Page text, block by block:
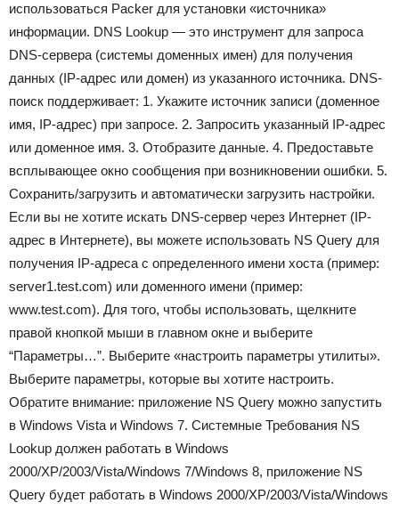
использоваться Packer для установки «источника»
информации. DNS Lookup — это инструмент для запроса
DNS-сервера (системы доменных имен) для получения
данных (IP-адрес или домен) из указанного источника. DNS-
поиск поддерживает: 1. Укажите источник записи (доменное
имя, IP-адрес) при запросе. 2. Запросить указанный IP-адрес
или доменное имя. 3. Отобразите данные. 4. Предоставьте
всплывающее окно сообщения при возникновении ошибки. 5.
Сохранить/загрузить и автоматически загрузить настройки.
Если вы не хотите искать DNS-сервер через Интернет (IP-
адрес в Интернете), вы можете использовать NS Query для
получения IP-адреса с определенного имени хоста (пример:
server1.test.com) или доменного имени (пример:
www.test.com). Для того, чтобы использовать, щелкните
правой кнопкой мыши в главном окне и выберите
“Параметры…”. Выберите «настроить параметры утилиты».
Выберите параметры, которые вы хотите настроить.
Обратите внимание: приложение NS Query можно запустить
в Windows Vista и Windows 7. Системные Требования NS
Lookup должен работать в Windows
2000/XP/2003/Vista/Windows 7/Windows 8, приложение NS
Query будет работать в Windows 2000/XP/2003/Vista/Windows